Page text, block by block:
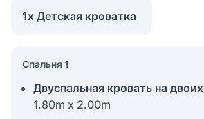
1x Детская кроватка
Спальня 1
Двуспальная кровать на двоих
1.80m x 2.00m